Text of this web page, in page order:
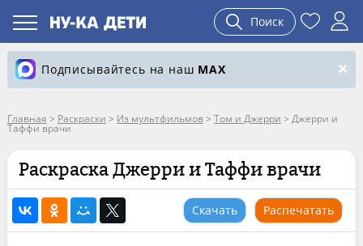
Поиск
Подписывайтесь на наш MAX
Главная > Раскраски > Из мультфильмов> Том и Джерри > Джерри и
Таффи врачи
Раскраска Джерри и Таффи врачи
Скачать Распечатать